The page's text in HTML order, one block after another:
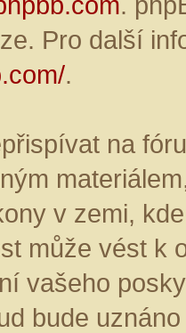
Pro další
.
na
v zemi,
může vést k
vašeho
bude